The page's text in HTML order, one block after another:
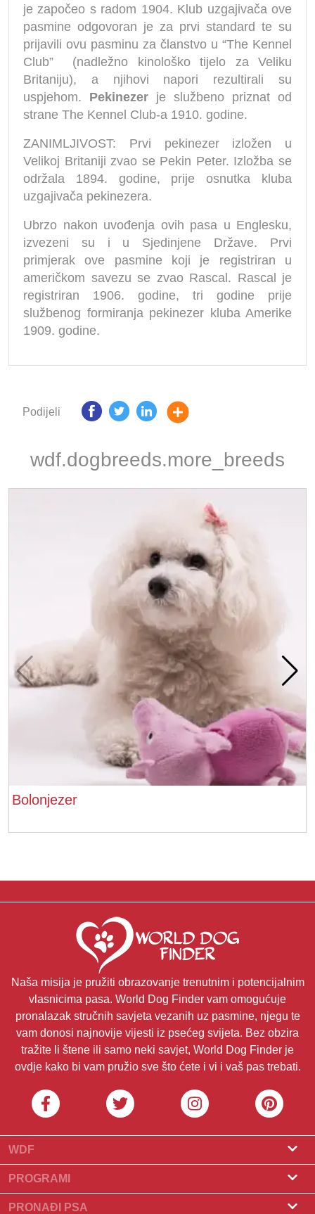
je započeo s radom 1904. Klub uzgajivača ove
pasmine odgovoran je za prvi standard te su
prijavili ovu pasminu za članstvo u “The Kennel
Club” (nadležno kinološko tijelo za Veliku
Britaniju), a njihovi napori rezultirali su
uspjehom. Pekinezer je službeno priznat od
strane The Kennel Club-a 1910. godine.
ZANIMLJIVOST: Prvi pekinezer izložen u
Velikoj Britaniji zvao se Pekin Peter. Izložba se
održala 1894. godine, prije osnutka kluba
uzgajivača pekinezera.
Ubrzo nakon uvođenja ovih pasa u Englesku,
izvezeni su i u Sjedinjene Države. Prvi
primjerak ove pasmine koji je registriran u
američkom savezu se zvao Rascal. Rascal je
registriran 1906. godine, tri godine prije
službenog formiranja pekinezer kluba Amerike
1909. godine.
Podijeli
wdf.dogbreeds.more_breeds
Bolonjezer
Naša misija je pružiti obrazovanje trenutnim i potencijalnim
vlasnicima pasa. World Dog Finder vam omogućuje
pronalazak stručnih savjeta vezanih uz pasmine, njegu te
vam donosi najnovije vijesti iz psećeg svijeta. Bez obzira
tražite li štene ili samo neki savjet, World Dog Finder je
ovdje kako bi vam pružio sve što ćete i vi i vaš pas trebati.
WDF
O nama
Što je World Dog Finder
PROGRAMI
Program za uzgajivače
PRONAĐI PSA